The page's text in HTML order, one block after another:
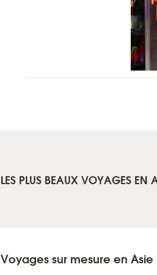
LES PLUS BEAUX VOYAGES EN
Voyages sur mesure en Asie